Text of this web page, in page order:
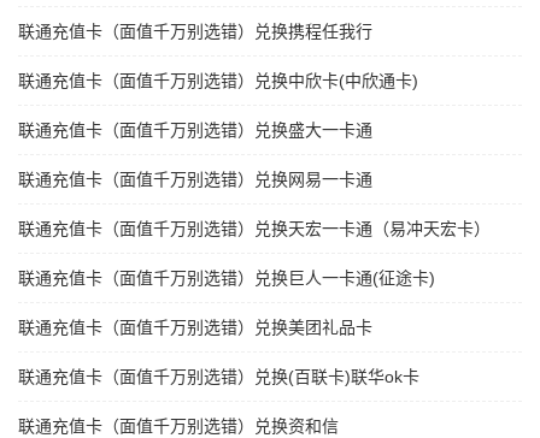
联通充值卡（面值千万别选错）兑换携程任我行
联通充值卡（面值千万别选错）兑换中欣卡(中欣通卡)
联通充值卡（面值千万别选错）兑换盛大一卡通
联通充值卡（面值千万别选错）兑换网易一卡通
联通充值卡（面值千万别选错）兑换天宏一卡通（易冲天宏卡）
联通充值卡（面值千万别选错）兑换巨人一卡通(征途卡)
联通充值卡（面值千万别选错）兑换美团礼品卡
联通充值卡（面值千万别选错）兑换(百联卡)联华ok卡
联通充值卡（面值千万别选错）兑换资和信